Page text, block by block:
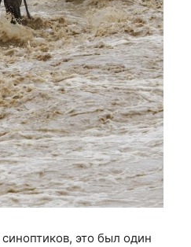
это был один